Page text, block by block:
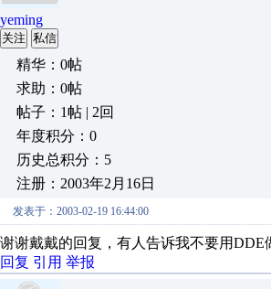
yeming
关注 私信
精华：0帖
求助：0帖
帖子：1帖 | 2回
年度积分：0
历史总积分：5
注册：2003年2月16日
发表于：2003-02-19 16:44:00
谢谢戴戴的回复，有人告诉我不要用
回复 引用 举报